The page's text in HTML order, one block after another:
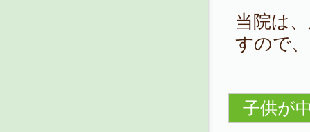
当院は
すので
子供が